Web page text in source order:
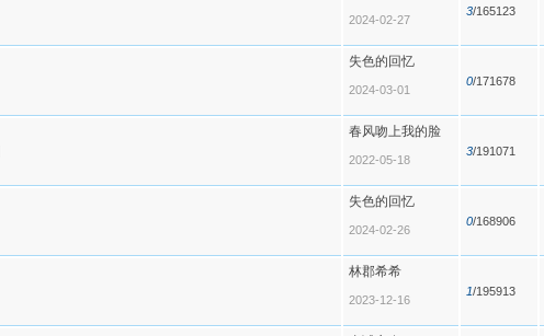
2024-02-27
3/165123
失色的回忆
2024-03-01
0/171678
春风吻上我的脸
2022-05-18
3/191071
失色的回忆
2024-02-26
0/168906
林郡希希
2023-12-16
1/195913